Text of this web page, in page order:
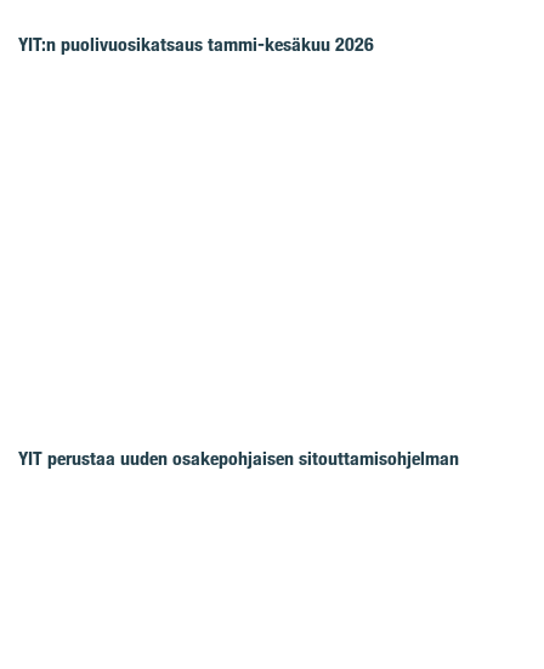
YIT:n puolivuosikatsaus tammi-kesäkuu 2026
YIT perustaa uuden osakepohjaisen sitouttamisohjelman